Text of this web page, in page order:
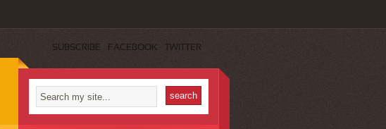
SUBSCRIBE FACEBOOK TWITTER